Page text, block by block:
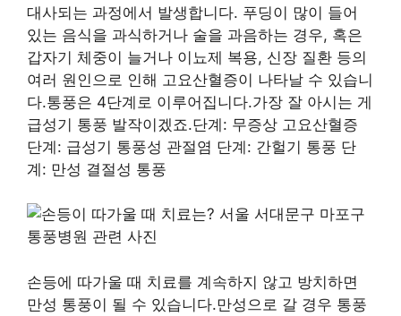
대사되는 과정에서 발생합니다. 푸딩이 많이 들어
있는 음식을 과식하거나 술을 과음하는 경우, 혹은
갑자기 체중이 늘거나 이뇨제 복용, 신장 질환 등의
여러 원인으로 인해 고요산혈증이 나타날 수 있습니
다.통풍은 4단계로 이루어집니다.가장 잘 아시는 게
급성기 통풍 발작이겠죠.단계: 무증상 고요산혈증
단계: 급성기 통풍성 관절염 단계: 간헐기 통풍 단
계: 만성 결절성 통풍
손등에 따가울 때 치료를 계속하지 않고 방치하면
만성 통풍이 될 수 있습니다.만성으로 갈 경우 통풍